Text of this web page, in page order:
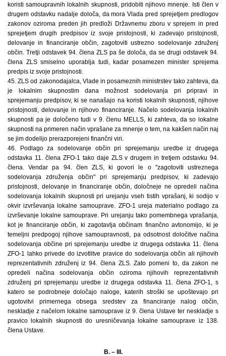
koristi samoupravnih lokalnih skupnosti, pridobiti njihovo mnenje. Isti člen v
drugem odstavku nadalje določa, da mora Vlada pred sprejetjem predlogov
zakonov oziroma preden jih predloži Državnemu zboru v sprejem in pred
sprejetjem drugih predpisov iz svoje pristojnosti, ki zadevajo pristojnosti,
delovanje in financiranje občin, zagotoviti ustrezno sodelovanje združenj
občin. Tretji odstavek 94. člena ZLS pa še določa, da se drugi odstavek 94.
člena ZLS smiselno uporablja tudi, kadar posamezen minister sprejema
predpis iz svoje pristojnosti.
45. ZLS od zakonodajalca, Vlade in posameznih ministrstev tako zahteva, da
je lokalnim skupnostim dana možnost sodelovanja pri pripravi in
sprejemanju predpisov, ki se nanašajo na koristi lokalnih skupnosti, njihove
pristojnosti, delovanje in njihovo financiranje. Načelo sodelovanja lokalnih
skupnosti pa je določeno tudi v 9. členu MELLS, ki zahteva, da so lokalne
skupnosti na primeren način vprašane za mnenje o tem, na kakšen način naj
se jim dodelijo prerazporejeni finančni viri.
46. Podlago za sodelovanje občin pri sprejemanju uredbe iz drugega
odstavka 11. člena ZFO-1 tako daje ZLS v drugem in tretjem odstavku 94.
člena. Vendar pa 94. člen ZLS, ki govori le o "zagotoviti ustreznega
sodelovanja združenja občin" pri sprejemanju predpisov, ki zadevajo
pristojnosti, delovanje in financiranje občin, določneje ne opredeli načina
sodelovanja lokalnih skupnosti pri urejanju vseh tistih vprašanj, ki sodijo v
okvir izvrševanja lokalne samouprave. ZFO-1 ureja materialno podlago za
izvrševanje lokalne samouprave. Pri urejanju tako pomembnega vprašanja,
kot je financiranje občin, ki zagotavlja občinam finančno avtonomijo, ki je
temeljni predpogoj njihove samoupravnosti, pa odsotnost določitve načina
sodelovanja občine pri sprejemanju uredbe iz drugega odstavka 11. člena
ZFO-1 lahko privede do izvotlitve pravice do sodelovanja občin ali njihovih
reprezentativnih združenj iz 94. člena ZLS. Zato pomeni to, da zakon ne
opredeli načina sodelovanja občin oziroma njihovih reprezentativnih
združenj pri sprejemanju uredbe iz drugega odstavka 11. člena ZFO-1, s
katero se podrobneje določajo naloge, katerih stroški se upoštevajo pri
ugotovitvi primernega obsega sredstev za financiranje nalog občin,
neskladje z načelom lokalne samouprave iz 9. člena Ustave ter neskladje s
pravico lokalnih skupnosti do uresničevanja lokalne samouprave iz 138.
člena Ustave.
B. – III.